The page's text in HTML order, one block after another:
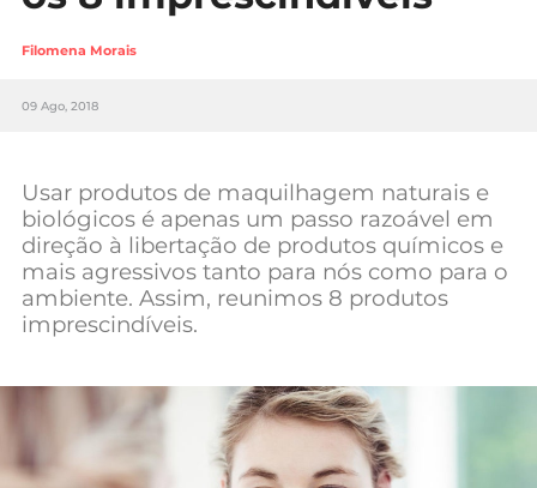
Lifestyle
Sociedade
Negócios
Mundial 2026
Filomena Morais
09 Ago, 2018
Usar produtos de maquilhagem naturais e
biológicos é apenas um passo razoável em
direção à libertação de produtos químicos e
mais agressivos tanto para nós como para o
ambiente. Assim, reunimos 8 produtos
imprescindíveis.